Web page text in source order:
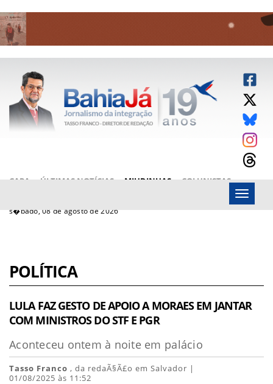
CAPA ÚLTIMAS NOTÍCIAS MIUDINHAS
COLUNISTAS
s�bado, 08 de agosto de 2026
Menu
POLÍTICA
LULA FAZ GESTO DE APOIO A MORAES EM JANTAR
COM MINISTROS DO STF E PGR
Aconteceu ontem à noite em palácio
Tasso Franco , da redaÃ§Ã£o em Salvador |
01/08/2025 às 11:52